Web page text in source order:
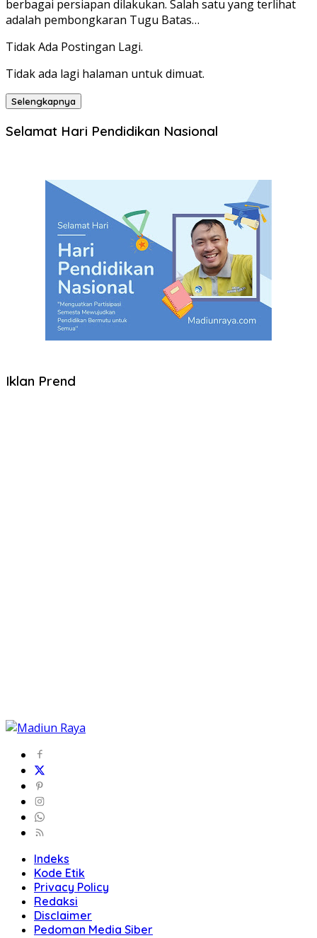
berbagai persiapan dilakukan. Salah satu yang terlihat
adalah pembongkaran Tugu Batas…
Tidak Ada Postingan Lagi.
Tidak ada lagi halaman untuk dimuat.
Selengkapnya
Selamat Hari Pendidikan Nasional
Iklan Prend
Indeks
Kode Etik
Privacy Policy
Redaksi
Disclaimer
Pedoman Media Siber